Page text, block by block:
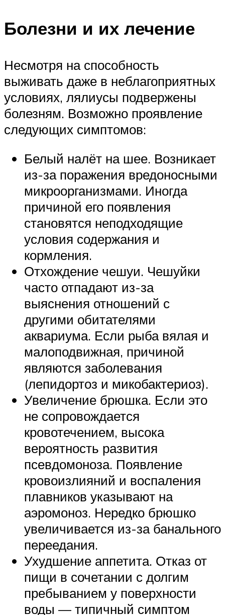
Болезни и их лечение
Несмотря на способность
выживать даже в неблагоприятных
условиях, лялиусы подвержены
болезням. Возможно проявление
следующих симптомов:
Белый налёт на шее. Возникает
из-за поражения вредоносными
микроорганизмами. Иногда
причиной его появления
становятся неподходящие
условия содержания и
кормления.
Отхождение чешуи. Чешуйки
часто отпадают из-за
выяснения отношений с
другими обитателями
аквариума. Если рыба вялая и
малоподвижная, причиной
являются заболевания
(лепидортоз и микобактериоз).
Увеличение брюшка. Если это
не сопровождается
кровотечением, высока
вероятность развития
псевдомоноза. Появление
кровоизлияний и воспаления
плавников указывают на
аэромоноз. Нередко брюшко
увеличивается из-за банального
переедания.
Ухудшение аппетита. Отказ от
пищи в сочетании с долгим
пребыванием у поверхности
воды — типичный симптом